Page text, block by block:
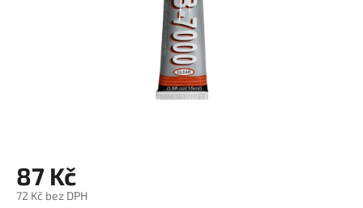
87 Kč
72 Kč bez DPH